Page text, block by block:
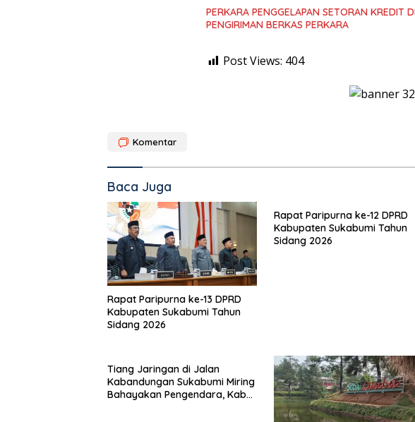
PERKARA PENGGELAPAN SETORAN KREDIT
PENGIRIMAN BERKAS PERKARA
Post Views: 404
Komentar
Baca Juga
Rapat Paripurna ke-13 DPRD
Kabupaten Sukabumi Tahun
Sidang 2026
Rapat Paripurna ke-12 DPRD
Kabupaten Sukabumi Tahun
Sidang 2026
Tiang Jaringan di Jalan
Kabandungan Sukabumi Miring
Bahayakan Pengendara, Kabel